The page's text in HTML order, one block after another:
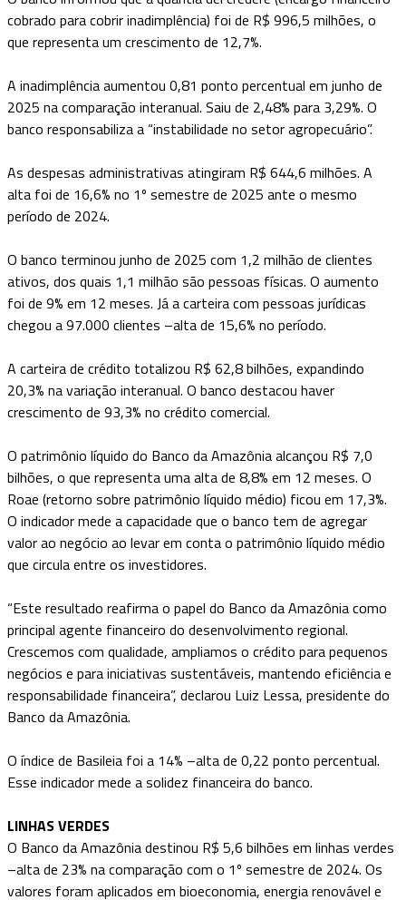
cobrado para cobrir inadimplência) foi de R$ 996,5 milhões, o
que representa um crescimento de 12,7%.
A inadimplência aumentou 0,81 ponto percentual em junho de
2025 na comparação interanual. Saiu de 2,48% para 3,29%. O
banco responsabiliza a “instabilidade no setor agropecuário”.
As despesas administrativas atingiram R$ 644,6 milhões. A
alta foi de 16,6% no 1º semestre de 2025 ante o mesmo
período de 2024.
O banco terminou junho de 2025 com 1,2 milhão de clientes
ativos, dos quais 1,1 milhão são pessoas físicas. O aumento
foi de 9% em 12 meses. Já a carteira com pessoas jurídicas
chegou a 97.000 clientes –alta de 15,6% no período.
A carteira de crédito totalizou R$ 62,8 bilhões, expandindo
20,3% na variação interanual. O banco destacou haver
crescimento de 93,3% no crédito comercial.
O patrimônio líquido do Banco da Amazônia alcançou R$ 7,0
bilhões, o que representa uma alta de 8,8% em 12 meses. O
Roae (retorno sobre patrimônio líquido médio) ficou em 17,3%.
O indicador mede a capacidade que o banco tem de agregar
valor ao negócio ao levar em conta o patrimônio líquido médio
que circula entre os investidores.
“Este resultado reafirma o papel do Banco da Amazônia como
principal agente financeiro do desenvolvimento regional.
Crescemos com qualidade, ampliamos o crédito para pequenos
negócios e para iniciativas sustentáveis, mantendo eficiência e
responsabilidade financeira”, declarou Luiz Lessa, presidente do
Banco da Amazônia.
O índice de Basileia foi a 14% –alta de 0,22 ponto percentual.
Esse indicador mede a solidez financeira do banco.
LINHAS VERDES
O Banco da Amazônia destinou R$ 5,6 bilhões em linhas verdes
–alta de 23% na comparação com o 1º semestre de 2024. Os
valores foram aplicados em bioeconomia, energia renovável e